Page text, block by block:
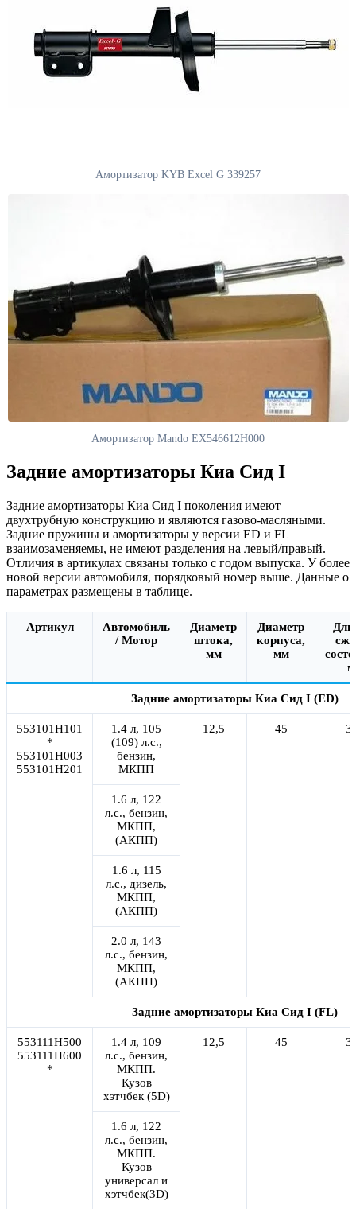
Амортизатор KYB Excel G 339257
Амортизатор Mando EX546612H000
Задние амортизаторы Киа Сид I
Задние амортизаторы Киа Сид I поколения имеют
двухтрубную конструкцию и являются газово-масляными.
Задние пружины и амортизаторы у версии ED и FL
взаимозаменяемы, не имеют разделения на левый/правый.
Отличия в артикулах связаны только с годом выпуска. У более
новой версии автомобиля, порядковый номер выше. Данные о
параметрах размещены в таблице.
Артикул
Автомобиль
/ Мотор
Диаметр
штока,
мм
Диаметр
корпуса,
мм
Задние амортизаторы Киа Сид I (ED)
553101H101
*
553101H003
553101H201
1.4 л, 105
(109) л.с.,
бензин,
МКПП
12,5 45
1.6 л, 122
л.с., бензин,
МКПП,
(АКПП)
1.6 л, 115
л.с., дизель,
МКПП,
(АКПП)
2.0 л, 143
л.с., бензин,
МКПП,
(АКПП)
Задние амортизаторы Киа Сид I (FL)
553111H500
553111H600
*
1.4 л, 109
л.с., бензин,
МКПП.
Кузов
хэтчбек (5D)
12,5 45
1.6 л, 122
л.с., бензин,
МКПП.
Кузов
универсал и
хэтчбек(3D)